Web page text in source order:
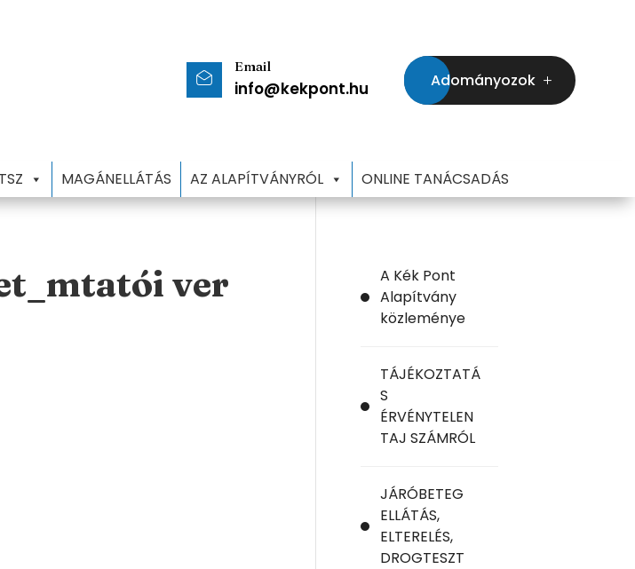
Email
info@kekpont.hu Adományozok
MAGÁNELLÁTÁS AZ ALAPÍTVÁNYRÓL ONLINE TANÁCSADÁS
ver
A Kék Pont
Alapítvány
közleménye
TÁJÉKOZTATÁ
S
ÉRVÉNYTELEN
TAJ SZÁMRÓL
JÁRÓBETEG
ELLÁTÁS,
ELTERELÉS,
DROGTESZT